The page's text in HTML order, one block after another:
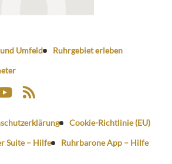
Umfeld
Ruhrgebiet erleben
Cookie-Richtlinie (EU)
Suite – Hilfe
Ruhrbarone App – Hilfe